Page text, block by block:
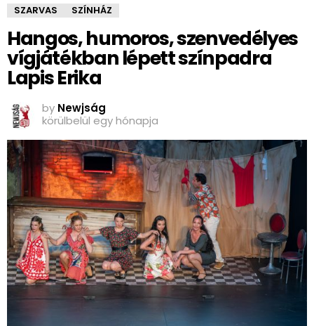
SZARVAS SZÍNHÁZ
Hangos, humoros, szenvedélyes
vígjátékban lépett színpadra
Lapis Erika
by Newjság
körülbelül egy hónapja